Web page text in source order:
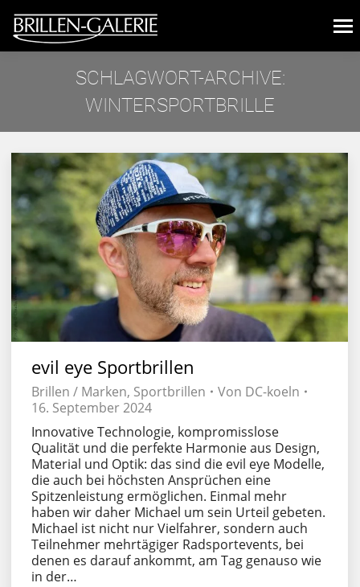
SCHLAGWORT-ARCHIVE:
WINTERSPORTBRILLE
evil eye Sportbrillen
Brillen / Marken, Sportbrillen Von DC-koeln
16. September 2024
Innovative Technologie, kompromisslose
Qualität und die perfekte Harmonie aus Design,
Material und Optik: das sind die evil eye Modelle,
die auch bei höchsten Ansprüchen eine
Spitzenleistung ermöglichen. Einmal mehr
haben wir daher Michael um sein Urteil gebeten.
Michael ist nicht nur Vielfahrer, sondern auch
Teilnehmer mehrtägiger Radsportevents, bei
denen es darauf ankommt, am Tag genauso wie
in der…